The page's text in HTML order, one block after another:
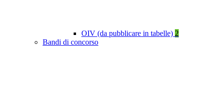
OIV (da pubblicare in tabelle) 2
Bandi di concorso